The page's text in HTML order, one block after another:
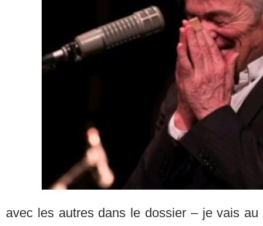
avec les autres dans le dossier – je vais